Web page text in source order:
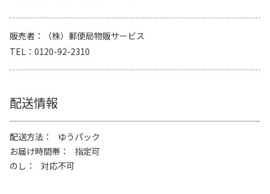
販売者
（株）郵便局物販サービス
TEL
0120-92-2310
配送情報
配送方法
ゆうパック
お届け時間帯
指定可
のし
対応不可